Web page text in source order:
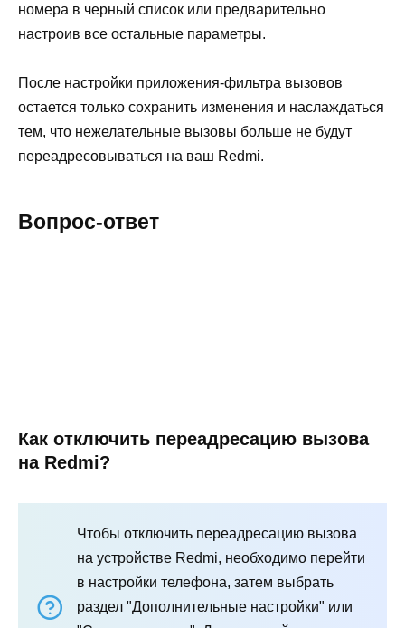
номера в черный список или предварительно
настроив все остальные параметры.
После настройки приложения-фильтра вызовов
остается только сохранить изменения и наслаждаться
тем, что нежелательные вызовы больше не будут
переадресовываться на ваш Redmi.
Вопрос-ответ
Как отключить переадресацию вызова
на Redmi?
Чтобы отключить переадресацию вызова
на устройстве Redmi, необходимо перейти
в настройки телефона, затем выбрать
раздел "Дополнительные настройки" или